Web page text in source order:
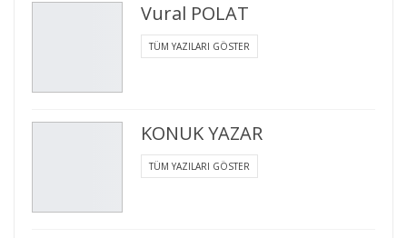
Vural POLAT
TÜM YAZILARI GÖSTER
KONUK YAZAR
TÜM YAZILARI GÖSTER